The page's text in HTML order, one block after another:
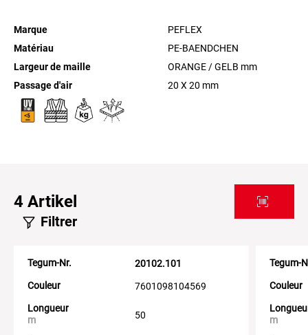
Marque
PEFLEX
Matériau
PE-BAENDCHEN
Largeur de maille
ORANGE / GELB mm
Passage d'air
20 X 20 mm
4 Artikel
Filtrer
Tegum-Nr.
20102.101
Couleur
7601098104569
Longueur
m
50
Tegum-
Couleur
m